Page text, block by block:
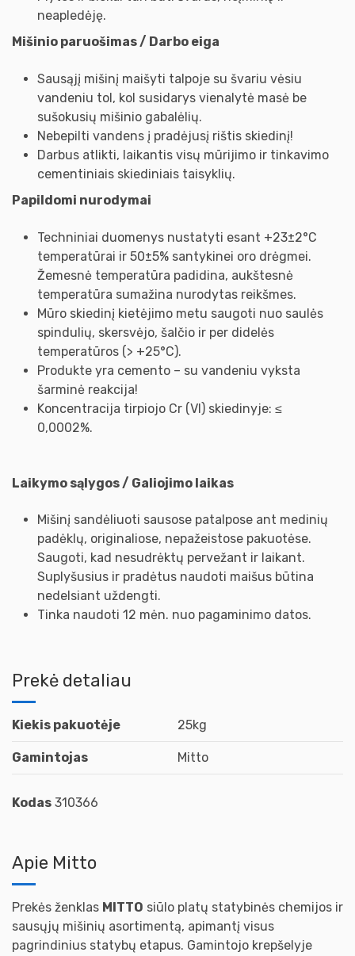
neapledėję.
Mišinio paruošimas / Darbo eiga
Sausąjį mišinį maišyti talpoje su švariu vėsiu
vandeniu tol, kol susidarys vienalytė masė be
sušokusių mišinio gabalėlių.
Nebepilti vandens į pradėjusį rištis skiedinį!
Darbus atlikti, laikantis visų mūrijimo ir tinkavimo
cementiniais skiediniais taisyklių.
Papildomi nurodymai
Techniniai duomenys nustatyti esant +23±2°С
temperatūrai ir 50±5% santykinei oro drėgmei.
Žemesnė temperatūra padidina, aukštesnė
temperatūra sumažina nurodytas reikšmes.
Mūro skiedinį kietėjimo metu saugoti nuo saulės
spindulių, skersvėjo, šalčio ir per didelės
temperatūros (> +25°С).
Produkte yra cemento – su vandeniu vyksta
šarminė reakcija!
Koncentracija tirpiojo Cr (VI) skiedinyje: ≤
0,0002%.
Laikymo sąlygos / Galiojimo laikas
Mišinį sandėliuoti sausose patalpose ant medinių
padėklų, originaliose, nepažeistose pakuotėse.
Saugoti, kad nesudrėktų pervežant ir laikant.
Suplyšusius ir pradėtus naudoti maišus būtina
nedelsiant uždengti.
Tinka naudoti 12 mėn. nuo pagaminimo datos.
Prekė detaliau
Kiekis pakuotėje 25kg
Gamintojas Mitto
Kodas 310366
Apie Mitto
Prekės ženklas MITTO siūlo platų statybinės chemijos ir
sausųjų mišinių asortimentą, apimantį visus
pagrindinius statybų etapus. Gamintojo krepšelyje